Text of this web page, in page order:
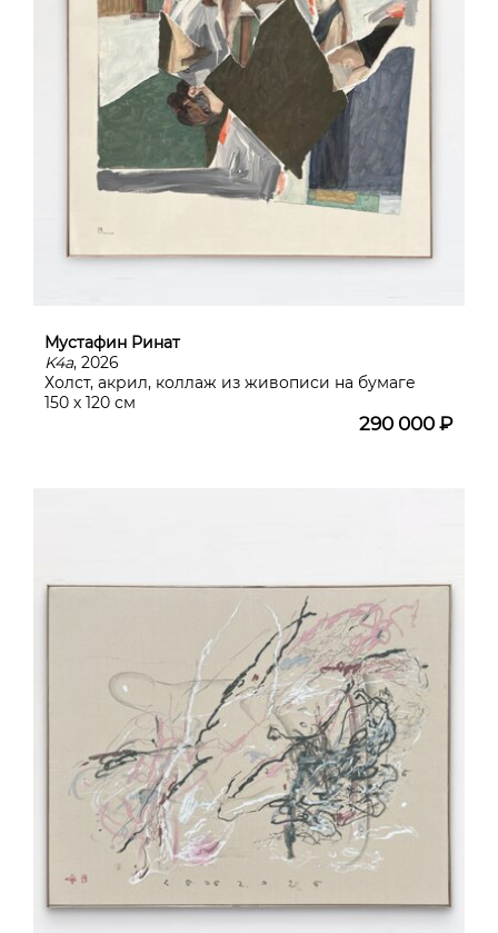
Мустафин Ринат
K4a, 2026
Холст, акрил, коллаж из живописи на бумаге
150 х 120 см
290 000 ₽